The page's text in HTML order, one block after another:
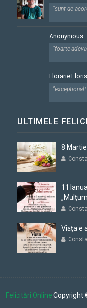
"sunt de
Anonymous
"foarte
Florarie
ULTIMELE
8
11
Viața e
Felicitări Online Copyright